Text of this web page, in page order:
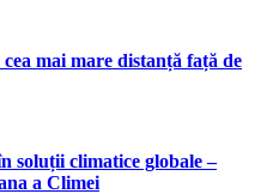
mai mare distanță față de
soluții climatice globale –
a Climei